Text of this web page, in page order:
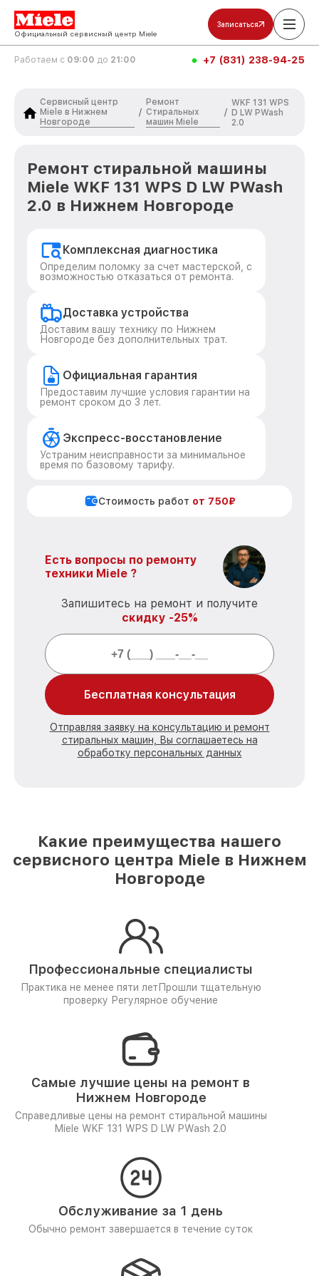
Официальный сервисный центр Miele
Записаться
Работаем с 09:00 до 21:00 +7 (831) 238-94-25
Сервисный центр
Miele в Нижнем
Новгороде
/
Ремонт
Стиральных
машин Miele
/
WKF 131 WPS
D LW PWash
2.0
Ремонт стиральной машины
Miele WKF 131 WPS D LW PWash
2.0 в Нижнем Новгороде
Комплексная диагностика
Определим поломку за счет мастерской, с
возможностью отказаться от ремонта.
Доставка устройства
Доставим вашу технику по Нижнем
Новгороде без дополнительных трат.
Официальная гарантия
Предоставим лучшие условия гарантии на
ремонт сроком до 3 лет.
Экспресс-восстановление
Устраним неисправности за минимальное
время по базовому тарифу.
Стоимость работ от 750₽
Есть вопросы по ремонту
техники Miele ?
Запишитесь на ремонт и получите
скидку -25%
Бесплатная консультация
Отправляя заявку на консультацию и ремонт
стиральных машин, Вы соглашаетесь на
обработку персональных данных
Какие преимущества нашего
сервисного центра Miele в Нижнем
Новгороде
Профессиональные специалисты
Практика не менее пяти лет Прошли тщательную
проверку Регулярное обучение
Самые лучшие цены на ремонт в
Нижнем Новгороде
Справедливые цены на ремонт стиральной машины
Miele WKF 131 WPS D LW PWash 2.0
Обслуживание за 1 день
Обычно ремонт завершается в течение суток